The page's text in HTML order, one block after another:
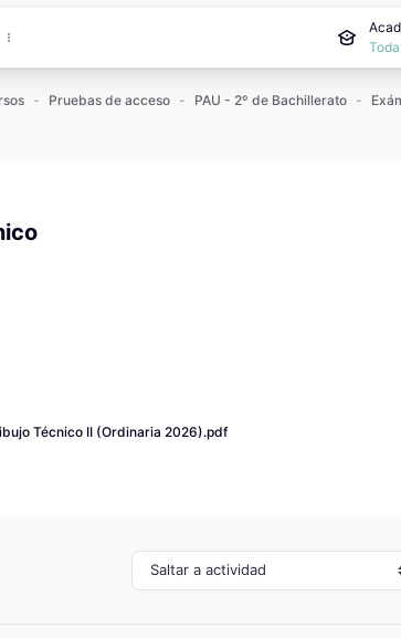
Pruebas de acceso PAU - 2º de Bachillerato
Técnico II (Ordinaria 2026).pdf
Saltar a actividad